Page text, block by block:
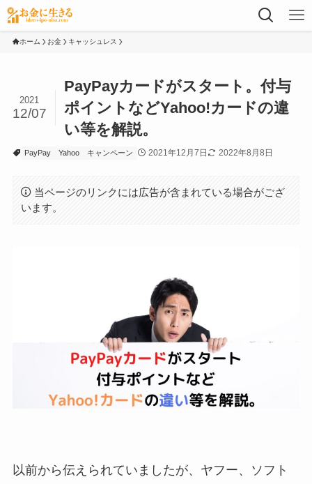
ホーム お金 キャッシュレス
PayPayカードがスタート。付与
ポイントなどYahoo!カードの違
い等を解説。
2021
12/07
PayPay Yahoo キャンペーン 2021年12月7日 2022年8月8日
当ページのリンクには広告が含まれている場合がござ
います。
以前から伝えられていましたが、ヤフー、ソフト